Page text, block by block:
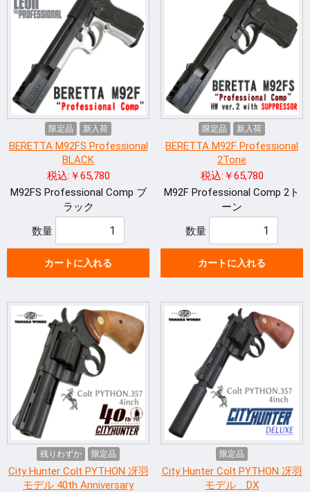
限定品 新入荷
BERETTA M92FS Professional
BLACK
税込:￥65,780
M92FS Professional Comp ブ
ラック
数量
カートに入れる
限定品 新入荷
BERETTA M92F Professional
2Tone
税込:￥65,780
M92F Professional Comp 2ト
ーン
数量
カートに入れる
残りわずか 限定品
City Hunter Colt PYTHON 冴羽
モデル 40th Anniversary
限定品
City Hunter Colt PYTHON 冴羽
モデル DX